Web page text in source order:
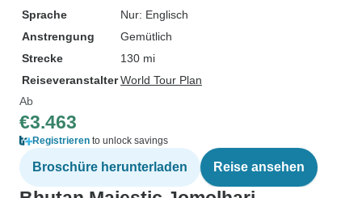
Sprache
Nur: Englisch
Anstrengung
Gemütlich
Strecke
130 mi
ReiseveranstalterWorld Tour Plan
Ab
€3.463
Registrieren to unlock savings
Broschüre herunterladen Reise ansehen